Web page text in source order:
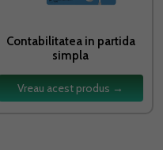
Contabilitatea in partida
simpla
Vreau acest produs →